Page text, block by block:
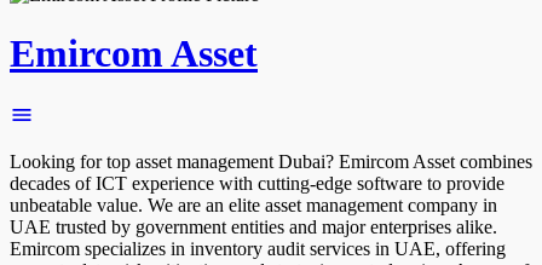
Emircom Asset
Looking for top asset management Dubai? Emircom Asset combines
decades of ICT experience with cutting-edge software to provide
unbeatable value. We are an elite asset management company in
UAE trusted by government entities and major enterprises alike.
Emircom specializes in inventory audit services in UAE, offering